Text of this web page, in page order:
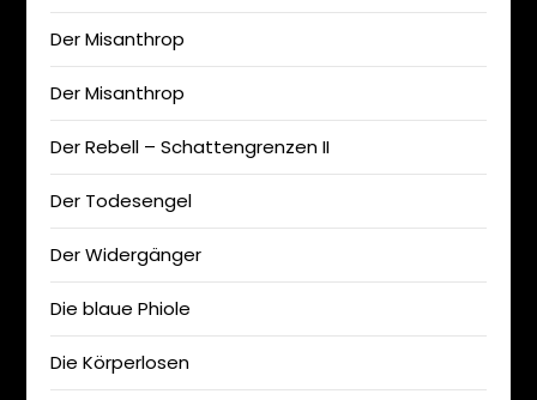
Der Misanthrop
Der Misanthrop
Der Rebell – Schattengrenzen II
Der Todesengel
Der Widergänger
Die blaue Phiole
Die Körperlosen